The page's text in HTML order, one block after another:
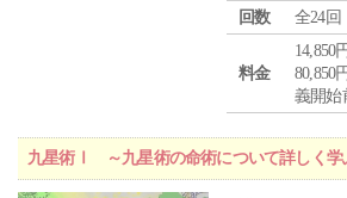
回数
全24回
料金
14,850
80,850
義開始
九星術Ⅰ ～九星術の命術について詳しく学